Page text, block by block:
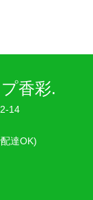
香彩.
14
達OK)